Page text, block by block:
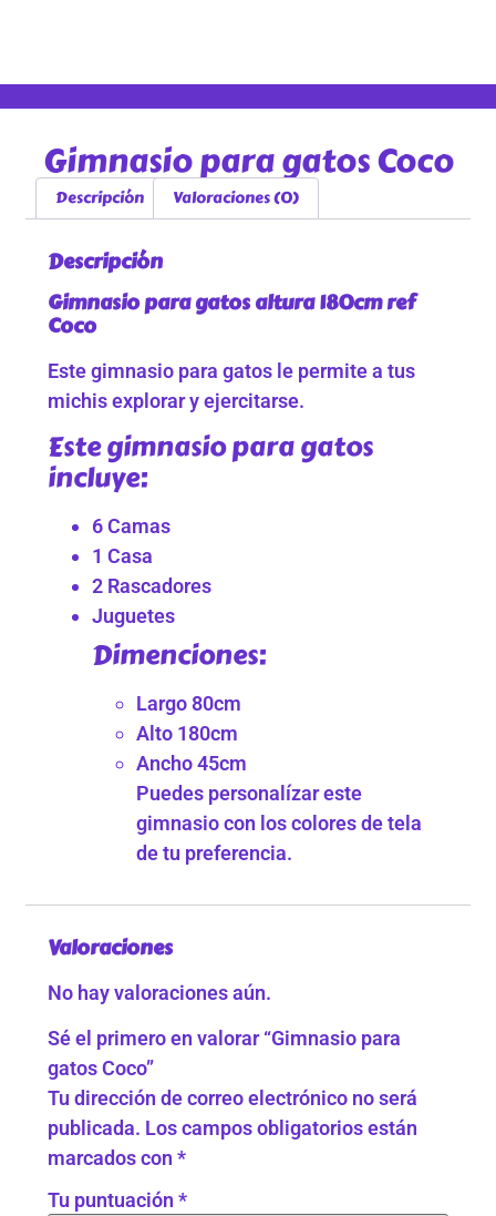
Gimnasio para gatos Coco
Descripción Valoraciones (0)
Descripción
Gimnasio para gatos altura 180cm ref
Coco
Este gimnasio para gatos le permite a tus
michis explorar y ejercitarse.
Este gimnasio para gatos
incluye:
6 Camas
1 Casa
2 Rascadores
Juguetes
Dimenciones:
Largo 80cm
Alto 180cm
Ancho 45cm
Puedes personalízar este
gimnasio con los colores de tela
de tu preferencia.
Valoraciones
No hay valoraciones aún.
Sé el primero en valorar “Gimnasio para
gatos Coco”
Tu dirección de correo electrónico no será
publicada. Los campos obligatorios están
marcados con*
Tu puntuación*